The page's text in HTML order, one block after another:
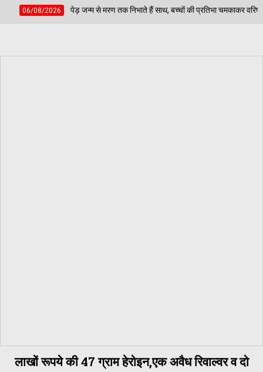
तक निभाते हैं साथ, बच्चों की प्रतिभा चमकाकर वरिष्ठ नागरिकों ने दिया पर्यावरण संरक्षण
लाखों रूपये की 47 ग्राम हेरोइन,एक अवैध रिवाल्वर व दो